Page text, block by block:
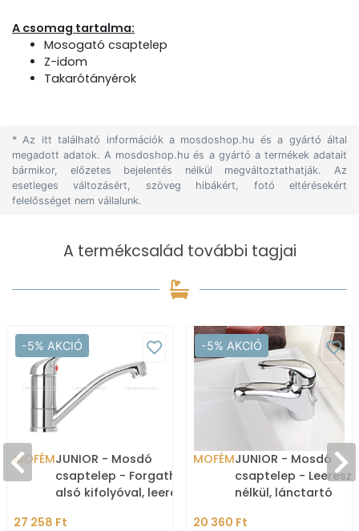
A csomag tartalma:
Mosogató csaptelep
Z-idom
Takarótányérok
* Az itt található információk a mosdoshop.hu és a gyártó által
megadott adatok. A mosdoshop.hu és a gyártó a termékek adatait
bármikor, előzetes bejelentés nélkül megváltoztathatják. Az
esetleges változásért, szöveg hibákért, fotó eltérésekért
felelősséget nem vállalunk.
A termékcsalád további tagjai
-5% AKCIÓ
MOFÉMJUNIOR - Mosdó
csaptelep - Forgatható
alsó kifolyóval, leeresztő
27 258 Ft
-5% AKCIÓ
MOFÉMJUNIOR - Mosdó
csaptelep -
nélkül, lánctartó
20 360 Ft